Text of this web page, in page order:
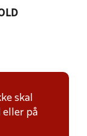
skal
eller på